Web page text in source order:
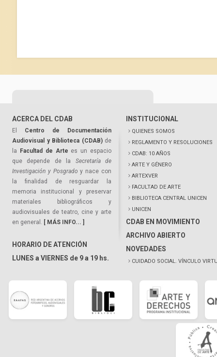
ACERCA DEL CDAB
El Centro de Documentación
Audiovisual y Biblioteca (CDAB)de
la
Facultad de Arte es un espacio
que depende de la Secretaría de
Investigación y Posgrado y nace con
la finalidad de resguardar la
memoria institucional y preservar
materiales bibliográficos y
audiovisuales de teatro, cine y arte
en general. [ MÁS INFO... ]
HORARIO DE ATENCIÓN
LUNES a VIERNES de 9 a 19 hs.
INSTITUCIONAL
QUIENES SOMOS
REGLAMENTO Y RESOLUCIONES
CDAB: 10 AÑOS
ARTE Y GÉNERO
ARTEXVER
FACULTAD DE ARTE
BIBLIOTECA CENTRAL UNICEN
UNICEN
CDAB EN MOVIMIENTO
ARCHIVO ABIERTO
NOVEDADES
CUIDADO SOCIAL. VÍNCULO